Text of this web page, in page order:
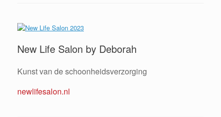
New Life Salon by Deborah
Kunst van de schoonheidsverzorging
newlifesalon.nl